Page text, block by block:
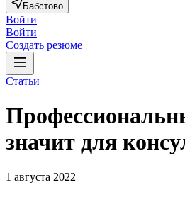
Бабстово
Войти
Войти
Создать резюме
Статьи
значит для
1 августа 2022